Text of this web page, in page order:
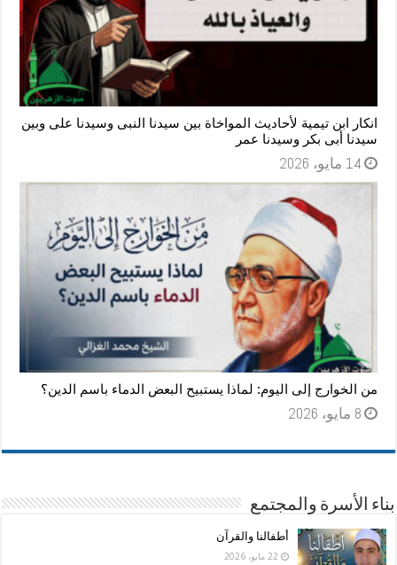
انكار ابن تيمية لأحاديث المواخاة بين سيدنا النبى وسيدنا على وبين
سيدنا أبى بكر وسيدنا عمر
14 مايو، 2026
من الخوارج إلى اليوم: لماذا يستبيح البعض الدماء باسم الدين؟
8 مايو، 2026
بناء الأسرة والمجتمع
أطفالنا والقرآن
22 مايو، 2026